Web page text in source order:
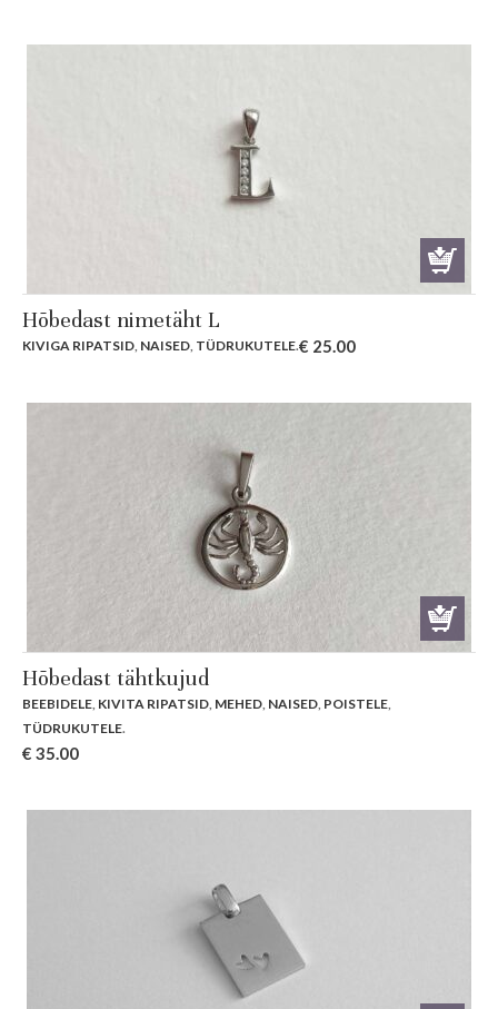
Hõbedast nimetäht L
KIVIGA RIPATSID NAISED TÜDRUKUTELE.€ 25.00
Hõbedast tähtkujud
BEEBIDELE KIVITA RIPATSID MEHED NAISED POISTELE
TÜDRUKUTELE.
€ 35.00